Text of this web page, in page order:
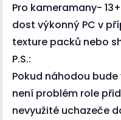
Pro kameramany-
dost výkonný PC v
texture packů nebo
P.S.:
Pokud náhodou
není problém role
nevyužité uchazeče